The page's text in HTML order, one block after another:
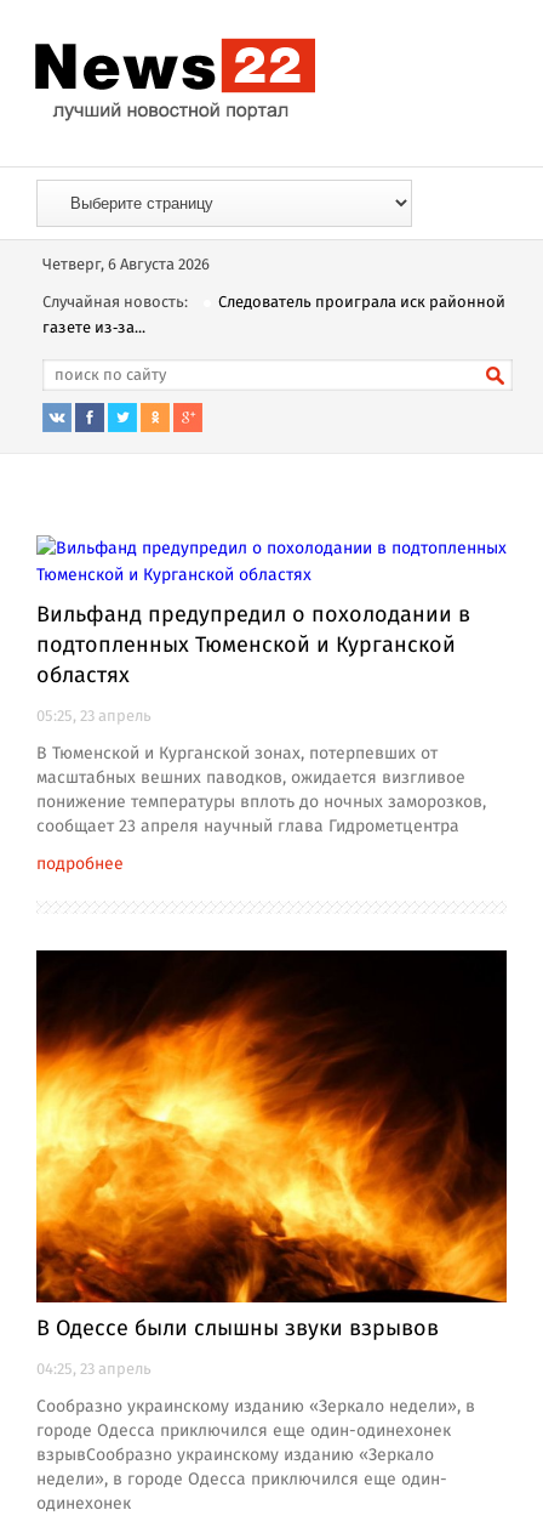
Четверг, 6 Августа 2026
Случайная новость:
Следователь проиграла иск районной
газете из‑за...
Вильфанд предупредил о похолодании в
подтопленных Тюменской и Курганской
областях
05:25, 23 апрель
В Тюменской и Курганской зонах, потерпевших от
масштабных вешних паводков, ожидается визгливое
понижение температуры вплоть до ночных заморозков,
сообщает 23 апреля научный глава Гидрометцентра
подробнее
В Одессе были слышны звуки взрывов
04:25, 23 апрель
Сообразно украинскому изданию «Зеркало недели», в
городе Одесса приключился еще один-одинехонек
взрывСообразно украинскому изданию «Зеркало
недели», в городе Одесса приключился еще один-
одинехонек